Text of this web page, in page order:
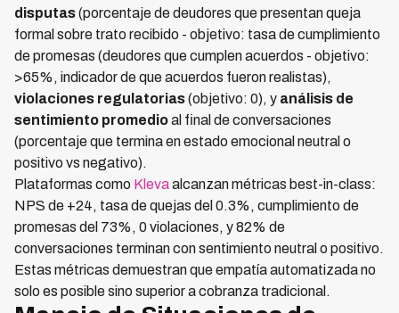
disputas(porcentaje de deudores que presentan queja
formal sobre trato recibido - objetivo: tasa de cumplimiento
de promesas (deudores que cumplen acuerdos - objetivo:
>65%, indicador de que acuerdos fueron realistas),
violaciones regulatorias(objetivo: 0), y análisis de
sentimiento promedioal final de conversaciones
(porcentaje que termina en estado emocional neutral o
positivo vs negativo).
Plataformas como Klevaalcanzan métricas best-in-class:
NPS de +24, tasa de quejas del 0.3%, cumplimiento de
promesas del 73%, 0 violaciones, y 82% de
conversaciones terminan con sentimiento neutral o positivo.
Estas métricas demuestran que empatía automatizada no
solo es posible sino superior a cobranza tradicional.